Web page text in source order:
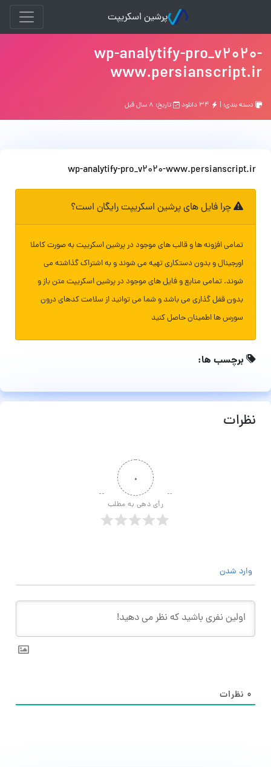
پرشین اسکریپت
wp-analytify-pro_v2020-
www.persianscript.ir
دسته بندی: | تاریخ: ۸ سال قبل
wp-analytify-pro_v2020-www.persianscript.ir
چرا فایل های پرشین اسکریپت رایگان است؟
تمامی افزونه ها و قالب های موجود در پرشین اسکریپت به صورت کاملا
اورجینال و بدون دستکاری تهیه می شوند و به اشتراک گذاشته می
شوند. تمامی منابع و فایل های موجود در پرشین اسکریپت متن باز و
بدون قفل گذاری می باشد و شما می توانید از سلامت کدهای درون
سورس ها اطمینان حاصل کنید
برچسب ها:
نظرات
۰
رأی دهی به مطلب
وارد شدن
۰ نظرات